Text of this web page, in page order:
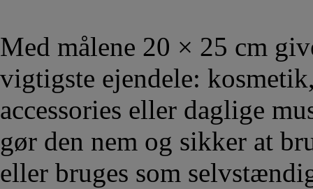
Med målene 20 × 25 cm
vigtigste ejendele:
accessories eller daglige
gør den nem og sikker at
eller bruges som